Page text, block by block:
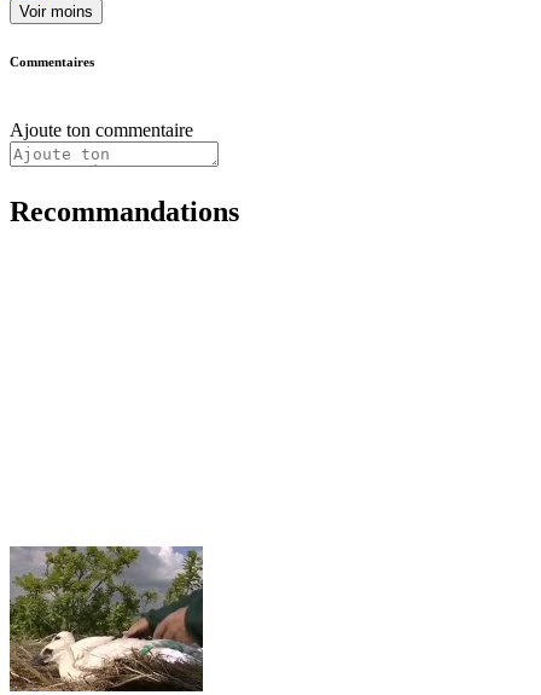
Voir moins
Commentaires
Ajoute ton commentaire
Recommandations